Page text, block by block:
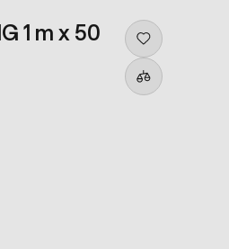
1 m x 50